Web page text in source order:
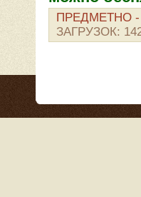
ПРЕДМЕТНО
ЗАГРУЗОК: